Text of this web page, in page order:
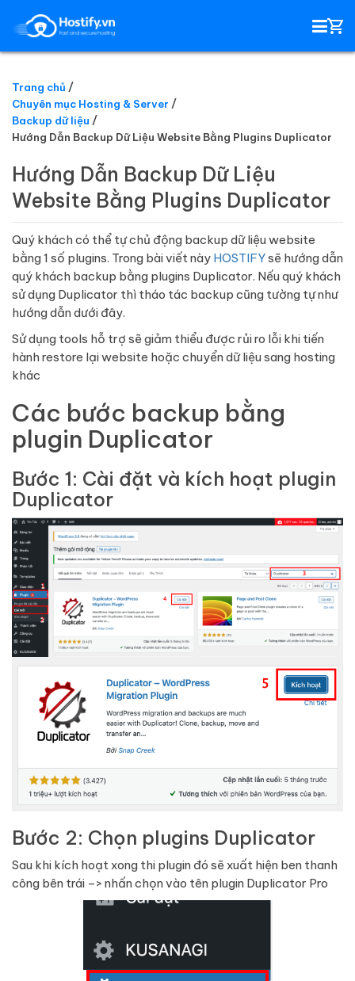
HOSTING
EMAIL SERVER
SSL
Trang chủ
Chuyên mục Hosting & Server
Backup dữ liệu
Hướng Dẫn Backup Dữ Liệu Website Bằng Plugins Duplicator
Hướng Dẫn Backup Dữ Liệu
Website Bằng Plugins Duplicator
Quý khách có thể tự chủ động backup dữ liệu website
bằng 1 số plugins. Trong bài viết này HOSTIFYsẽ hướng dẫn
quý khách backup bằng plugins Duplicator. Nếu quý khách
sử dụng Duplicator thì tháo tác backup cũng tường tự như
hướng dẫn dưới đây.
Sử dụng tools hỗ trợ sẽ giảm thiểu được rủi ro lỗi khi tiến
hành restore lại website hoặc chuyển dữ liệu sang hosting
khác
Các bước backup bằng
plugin Duplicator
Bước 1: Cài đặt và kích hoạt plugin
Duplicator
Bước 2: Chọn plugins Duplicator
Sau khi kích hoạt xong thi plugin đó sẽ xuất hiện ben thanh
công bên trái –> nhấn chọn vào tên plugin Duplicator Pro